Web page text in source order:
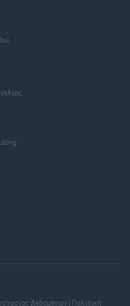
Δεδομένων Πολιτική